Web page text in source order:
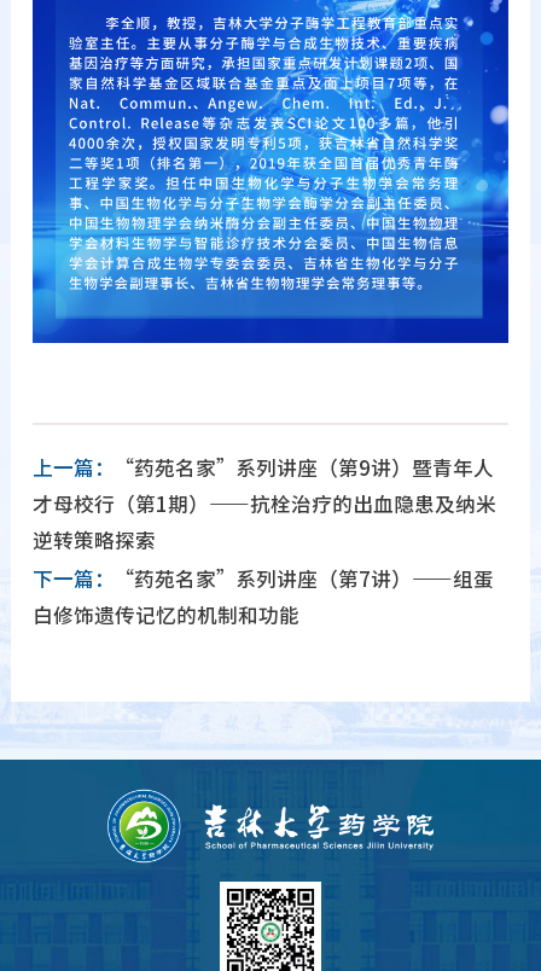
上一篇：
“药苑名家”系列讲座（第9讲）暨青年人
才母校行（第1期）——抗栓治疗的出血隐患及纳米
逆转策略探索
下一篇：
“药苑名家”系列讲座（第7讲）——组蛋
白修饰遗传记忆的机制和功能